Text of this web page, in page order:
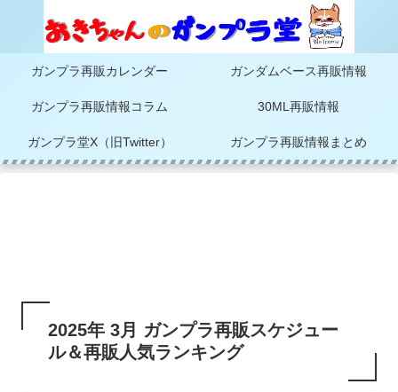
ガンプラ再販カレンダー ガンダムベース再販情報
ガンプラ再販情報コラム 30ML再販情報
ガンプラ堂X（旧Twitter） ガンプラ再販情報まとめ
2025年 3月 ガンプラ再販スケジュー
ル＆再販人気ランキング